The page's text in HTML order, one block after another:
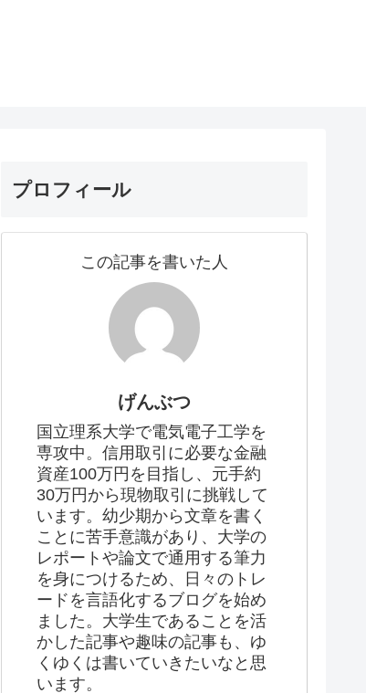
プロフィール
この記事を書いた人
げんぶつ
国立理系大学で電気電子工学を
専攻中。信用取引に必要な金融
資産100万円を目指し、元手約
30万円から現物取引に挑戦して
います。幼少期から文章を書く
ことに苦手意識があり、大学の
レポートや論文で通用する筆力
を身につけるため、日々のトレ
ードを言語化するブログを始め
ました。大学生であることを活
かした記事や趣味の記事も、ゆ
くゆくは書いていきたいなと思
います。